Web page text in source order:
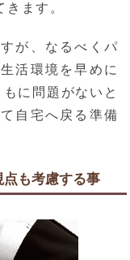
ます。
が、なるべくパ
活環境を早めに
に問題がないと
自宅へ戻る準備
も考慮する事